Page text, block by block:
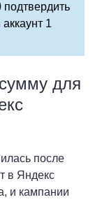
1
для
после
в Яндекс
и кампании